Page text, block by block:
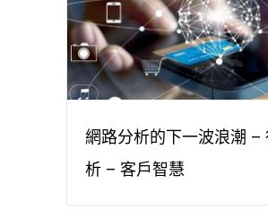
網路分析的下一波浪潮 –
析 – 客戶智慧